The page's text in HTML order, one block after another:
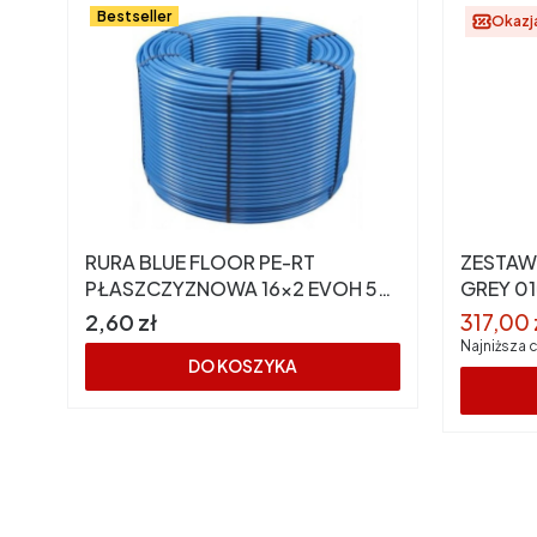
Bestseller
RURA BLUE FLOOR PE-RT
PŁASZCZYZNOWA 16x2 EVOH 5
(KAN-therm) zwój 600m
Cena
2,60 zł
DO KOSZYKA
GREY
PP
Cena
317,00
Najniższa